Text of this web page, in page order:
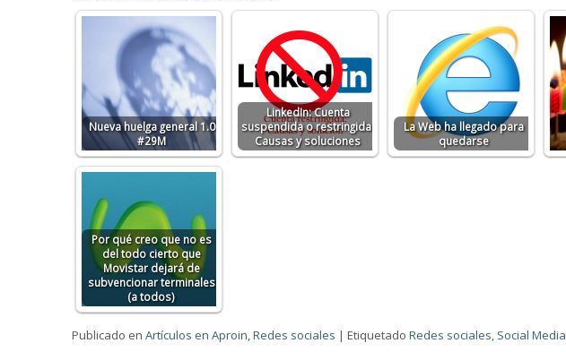
Nueva huelga general 1.0
#29M
LinkedIn: Cuenta
suspendida o restringida.
Causas y soluciones
La Web ha llegado para
quedarse
Por qué creo que no es
del todo cierto que
Movistar dejará de
subvencionar terminales
(a todos)
Publicado en Artículos en Aproin,Redes sociales |Etiquetado Redes sociales, Social Media